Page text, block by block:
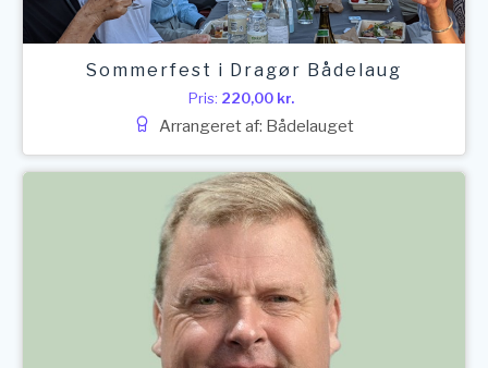
Sommerfest i Dragør Bådelaug
Pris: 220,00 kr.
Arrangeret af: Bådelauget